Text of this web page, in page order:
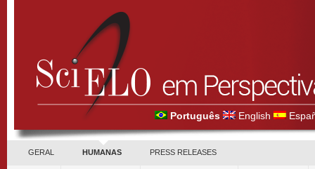
Português English
GERAL HUMANAS PRESS RELEASES